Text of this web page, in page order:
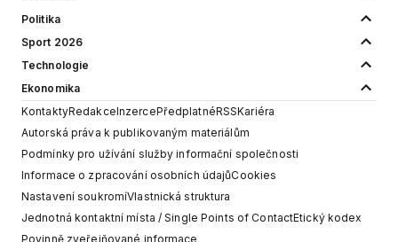
Politika
Sport 2026
Technologie
Ekonomika
KontaktyRedakceInzercePředplatnéRSSKariéra
Autorská práva k publikovaným materiálům
Podmínky pro užívání služby informační společnosti
Informace o zpracování osobních údajůCookies
Nastavení soukromíVlastnická struktura
Jednotná kontaktní místa / Single Points of ContactEtický kodex
Povinně zveřejňované informace